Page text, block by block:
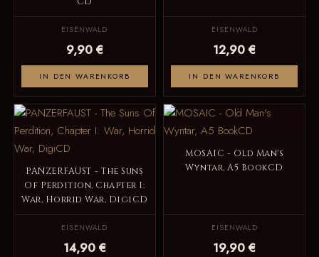
EISENWALD
9,90 €
IN DEN WARENKORB
EISENWALD
12,90 €
IN DEN WARENKORB
PANZERFAUST - The Suns
Of Perdition, Chapter I:
War, Horrid War, DigiCD
EISENWALD
14,90 €
MOSAIC - Old Man's
Wyntar, A5 BookCD
EISENWALD
19,90 €